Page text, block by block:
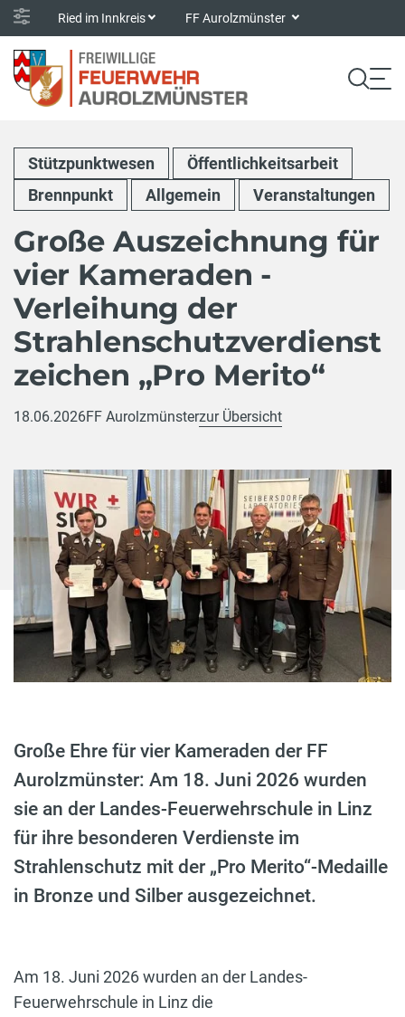
Ried im Innkreis FF Aurolzmünster
Stützpunktwesen
Öffentlichkeitsarbeit
Brennpunkt
Allgemein Veranstaltungen
Große Auszeichnung für
vier Kameraden -
Verleihung der
Strahlenschutzverdienst
zeichen „Pro Merito“
18.06.2026FF Aurolzmünsterzur Übersicht
Große Ehre für vier Kameraden der FF
Aurolzmünster: Am 18. Juni 2026 wurden
sie an der Landes-Feuerwehrschule in Linz
für ihre besonderen Verdienste im
Strahlenschutz mit der „Pro Merito“-Medaille
in Bronze und Silber ausgezeichnet.
Am 18. Juni 2026 wurden an der Landes-
Feuerwehrschule in Linz die